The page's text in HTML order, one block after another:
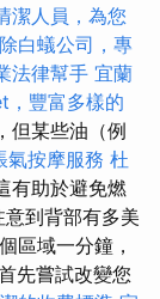
潔人員，為您
白蟻公司，專
法律幫手 宜蘭
豐富多樣的
但某些油（例
氣按摩服務 杜
有助於避免燃
到背部有多美
區域一分鐘，
先嘗試改變您